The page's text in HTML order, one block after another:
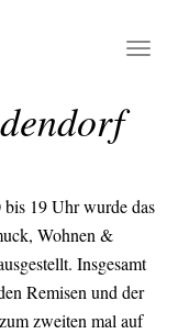
19 Uhr wurde das
Wohnen &
Insgesamt
Remisen und der
zweiten mal auf